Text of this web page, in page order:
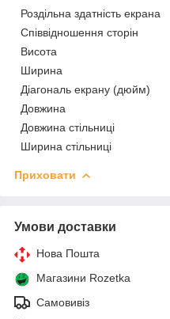
Роздільна здатність екрана
Співвідношення сторін
Висота
Ширина
Діагональ екрану (дюйм)
Довжина
Довжина стільниці
Ширина стільниці
Приховати
Умови доставки
Нова Пошта
Магазини Rozetka
Самовивіз